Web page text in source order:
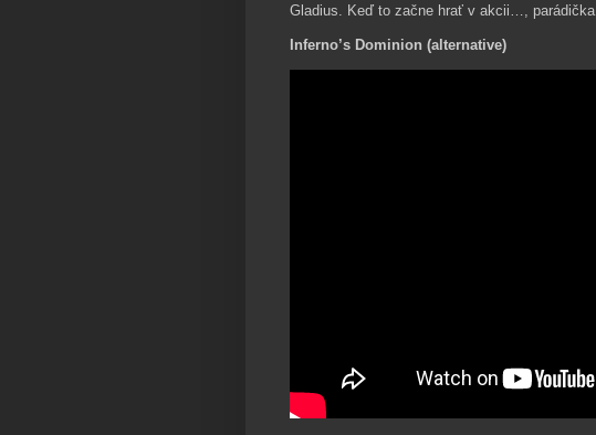
Gladius. Keď to začne hrať v akcii…, parádička.
Inferno’s Dominion (alternative)